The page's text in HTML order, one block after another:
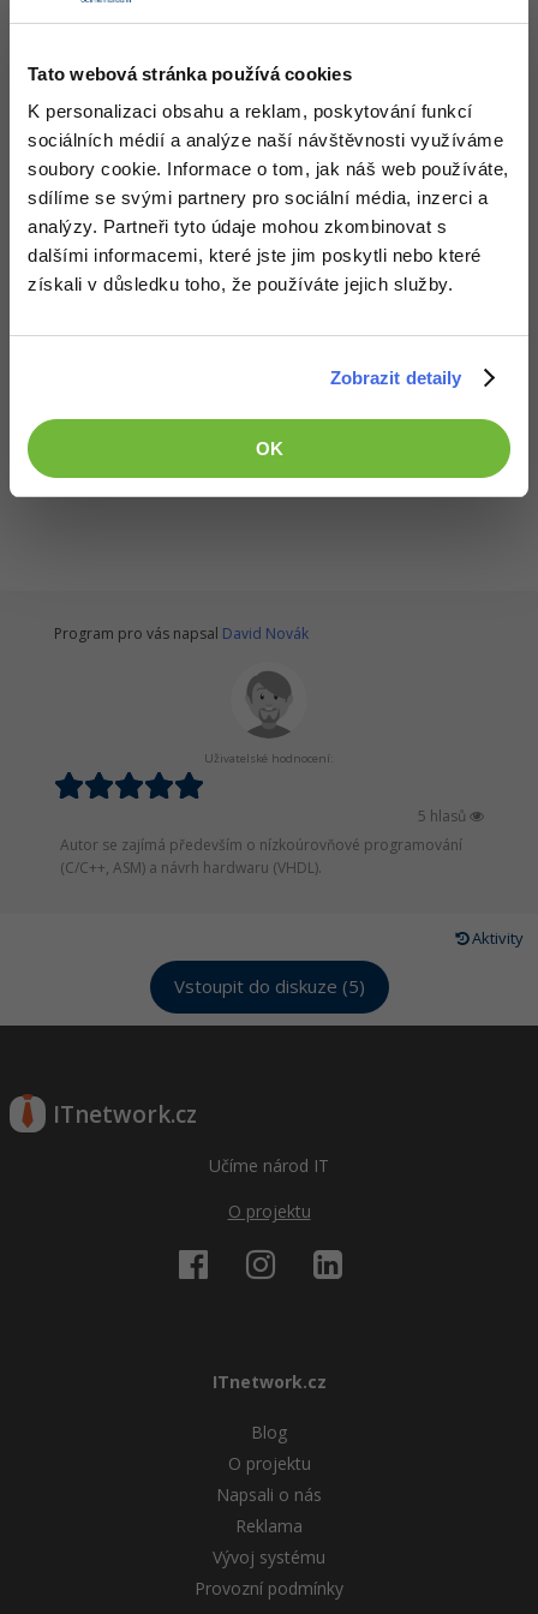
Tato webová stránka používá cookies
K personalizaci obsahu a reklam, poskytování funkcí
sociálních médií a analýze naší návštěvnosti využíváme
soubory cookie. Informace o tom, jak náš web používáte,
sdílíme se svými partnery pro sociální média, inzerci a
analýzy. Partneři tyto údaje mohou zkombinovat s
dalšími informacemi, které jste jim poskytli nebo které
získali v důsledku toho, že používáte jejich služby.
Zobrazit detaily
OK
Marketing
WordPress
SEO -30%
UX
Business
-25%
MS Office
Google Dokumenty
Linux
Kybernetická bezpečnost
Fórum
Adobe Illustrator -80%
Adobe Lightroom -30%
Adobe XD -15%
Adobe InDesign
Adobe After Effects
-80%
Fotografování
Video
Pro firmy
Program byl vytvořen v roce 2015.
Stáhnout
Stažením následujícího souboru souhlasíš s licenčními podmínkami
Stáhnout ifj15-master.zip
Staženo 148x (1.74 MB)
Všechny články v sekci
Zdrojákoviště jazyka C - Pokročilé konstrukce
Program pro vás napsal David Novák
Uživatelské hodnocení:
5 hlasů
Autor se zajímá především o nízkoúrovňové programování
(C/C++, ASM) a návrh hardwaru (VHDL).
Aktivity
Vstoupit do diskuze (5)
ITnetwork.cz
Učíme národ IT
O projektu
ITnetwork.cz
Blog
O projektu
Napsali o nás
Reklama
Vývoj systému
Provozní podmínky